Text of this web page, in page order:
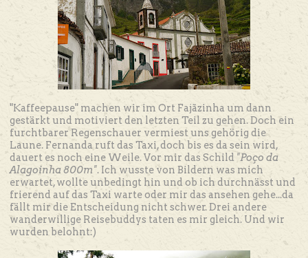
"Kaffeepause" machen wir im Ort Fajãzinha um dann
gestärkt und motiviert den letzten Teil zu gehen. Doch ein
furchtbarer Regenschauer vermiest uns gehörig die
Laune. Fernanda ruft das Taxi, doch bis es da sein wird,
dauert es noch eine Weile. Vor mir das Schild "Poço da
Alagoinha 800m". Ich wusste von Bildern was mich
erwartet, wollte unbedingt hin und ob ich durchnässt und
frierend auf das Taxi warte oder mir das ansehen gehe...da
fällt mir die Entscheidung nicht schwer. Drei andere
wanderwillige Reisebuddys taten es mir gleich. Und wir
wurden belohnt:)